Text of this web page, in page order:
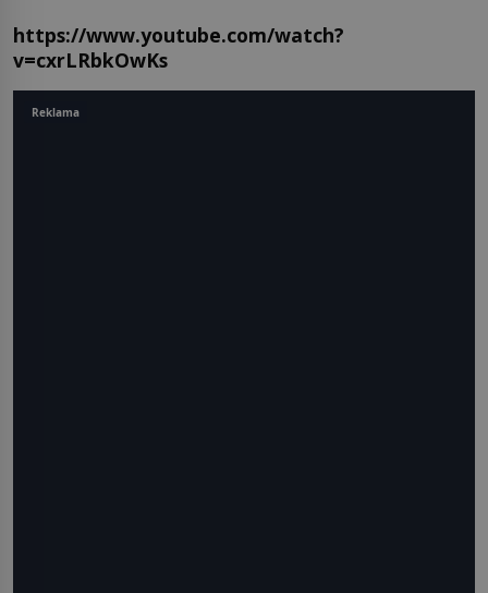
https://www.youtube.com/watch?
v=cxrLRbkOwKs
Reklama